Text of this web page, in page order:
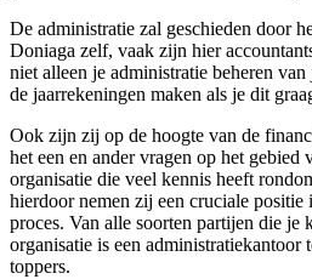
De administratie zal geschieden door
Doniaga zelf, vaak zijn hier
niet alleen je administratie beheren
de jaarrekeningen maken als je dit
Ook zijn zij op de hoogte van de
het een en ander vragen op het gebied
organisatie die veel kennis heeft
hierdoor nemen zij een cruciale positie
proces. Van alle soorten partijen die je
organisatie is een administratiekantoor
toppers.